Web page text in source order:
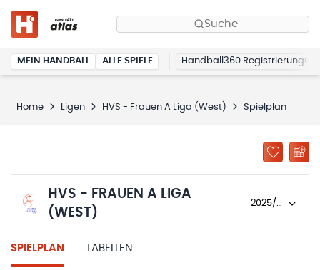
Suche
MEIN HANDBALL ALLE SPIELE Handball360 Registrierung
Home Ligen HVS - Frauen A Liga (West) Spielplan
HVS - FRAUEN A LIGA
(WEST)
SPIELPLAN TABELLEN